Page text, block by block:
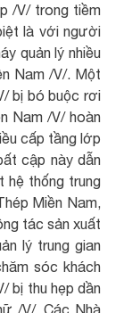
/V/ trong tiềm
là với người
quản lý nhiều
Nam /V/. Một
bị bó buộc rơi
Nam /V/ hoàn
cấp tầng lớp
cập này dẫn
hệ thống trung
Miền Nam,
tác sản xuất
lý trung gian
sóc khách
bị thu hẹp dần
/V/. Các Nhà